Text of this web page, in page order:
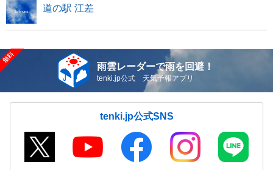
道の駅 江差
雨雲レーダーで雨を回避！
tenki.jp公式 天気予報アプリ
tenki.jp公式SNS